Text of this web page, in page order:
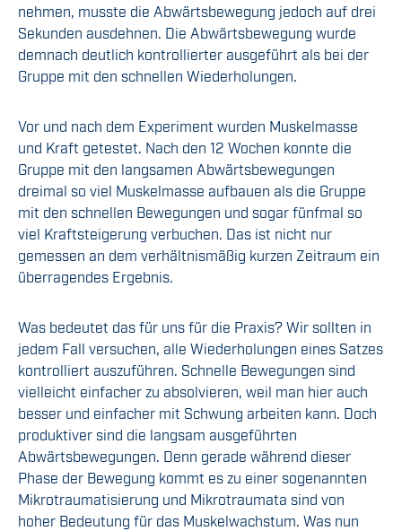
nehmen, musste die Abwärtsbewegung jedoch auf drei
Sekunden ausdehnen. Die Abwärtsbewegung wurde
demnach deutlich kontrollierter ausgeführt als bei der
Gruppe mit den schnellen Wiederholungen.
Vor und nach dem Experiment wurden Muskelmasse
und Kraft getestet. Nach den 12 Wochen konnte die
Gruppe mit den langsamen Abwärtsbewegungen
dreimal so viel Muskelmasse aufbauen als die Gruppe
mit den schnellen Bewegungen und sogar fünfmal so
viel Kraftsteigerung verbuchen. Das ist nicht nur
gemessen an dem verhältnismäßig kurzen Zeitraum ein
überragendes Ergebnis.
Was bedeutet das für uns für die Praxis? Wir sollten in
jedem Fall versuchen, alle Wiederholungen eines Satzes
kontrolliert auszuführen. Schnelle Bewegungen sind
vielleicht einfacher zu absolvieren, weil man hier auch
besser und einfacher mit Schwung arbeiten kann. Doch
produktiver sind die langsam ausgeführten
Abwärtsbewegungen. Denn gerade während dieser
Phase der Bewegung kommt es zu einer sogenannten
Mikrotraumatisierung und Mikrotraumata sind von
hoher Bedeutung für das Muskelwachstum. Was nun